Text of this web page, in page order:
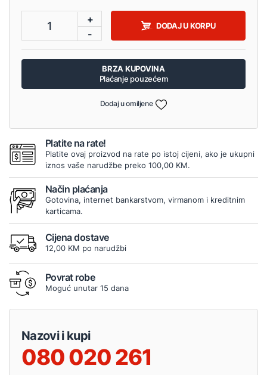
1
+
-
DODAJ U KORPU
BRZA KUPOVINA
Plaćanje pouzećem
Dodaj u omiljene
Platite na rate!
Platite ovaj proizvod na rate po istoj cijeni, ako je ukupni
iznos vaše narudžbe preko 100,00 KM.
Način plaćanja
Gotovina, internet bankarstvom, virmanom i kreditnim
karticama.
Cijena dostave
12,00 KM po narudžbi
Povrat robe
Moguć unutar 15 dana
Nazovi i kupi
080 020 261